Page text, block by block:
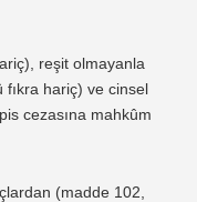
reşit olmayanla
hariç) ve cinsel
cezasına mahkûm
(madde 102,